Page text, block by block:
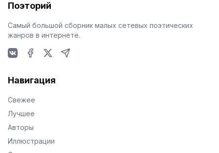
Поэторий
Самый большой сборник малых сетевых поэтических
жанров в интернете.
Навигация
Свежее
Лучшее
Авторы
Иллюстрации